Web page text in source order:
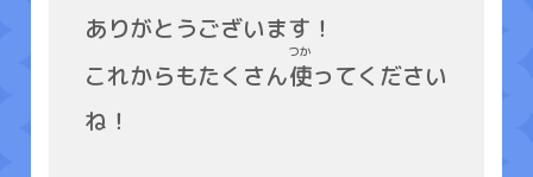
ありがとうございます！
これからもたくさん使
つか
ってください
ね！